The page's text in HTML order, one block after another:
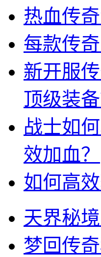
热血传
每款传
新开服
顶级装备
战士如
效加血？
如何高
天界秘
梦回传